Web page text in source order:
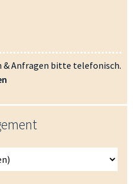
& Anfragen bitte telefonisch.